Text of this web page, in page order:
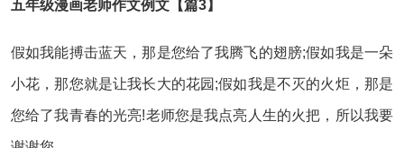
五年级漫画老师作文例文【篇3】
假如我能搏击蓝天，那是您给了我腾飞的翅膀;假如我是一朵
小花，那您就是让我长大的花园;假如我是不灭的火炬，那是
您给了我青春的光亮!老师您是我点亮人生的火把，所以我要